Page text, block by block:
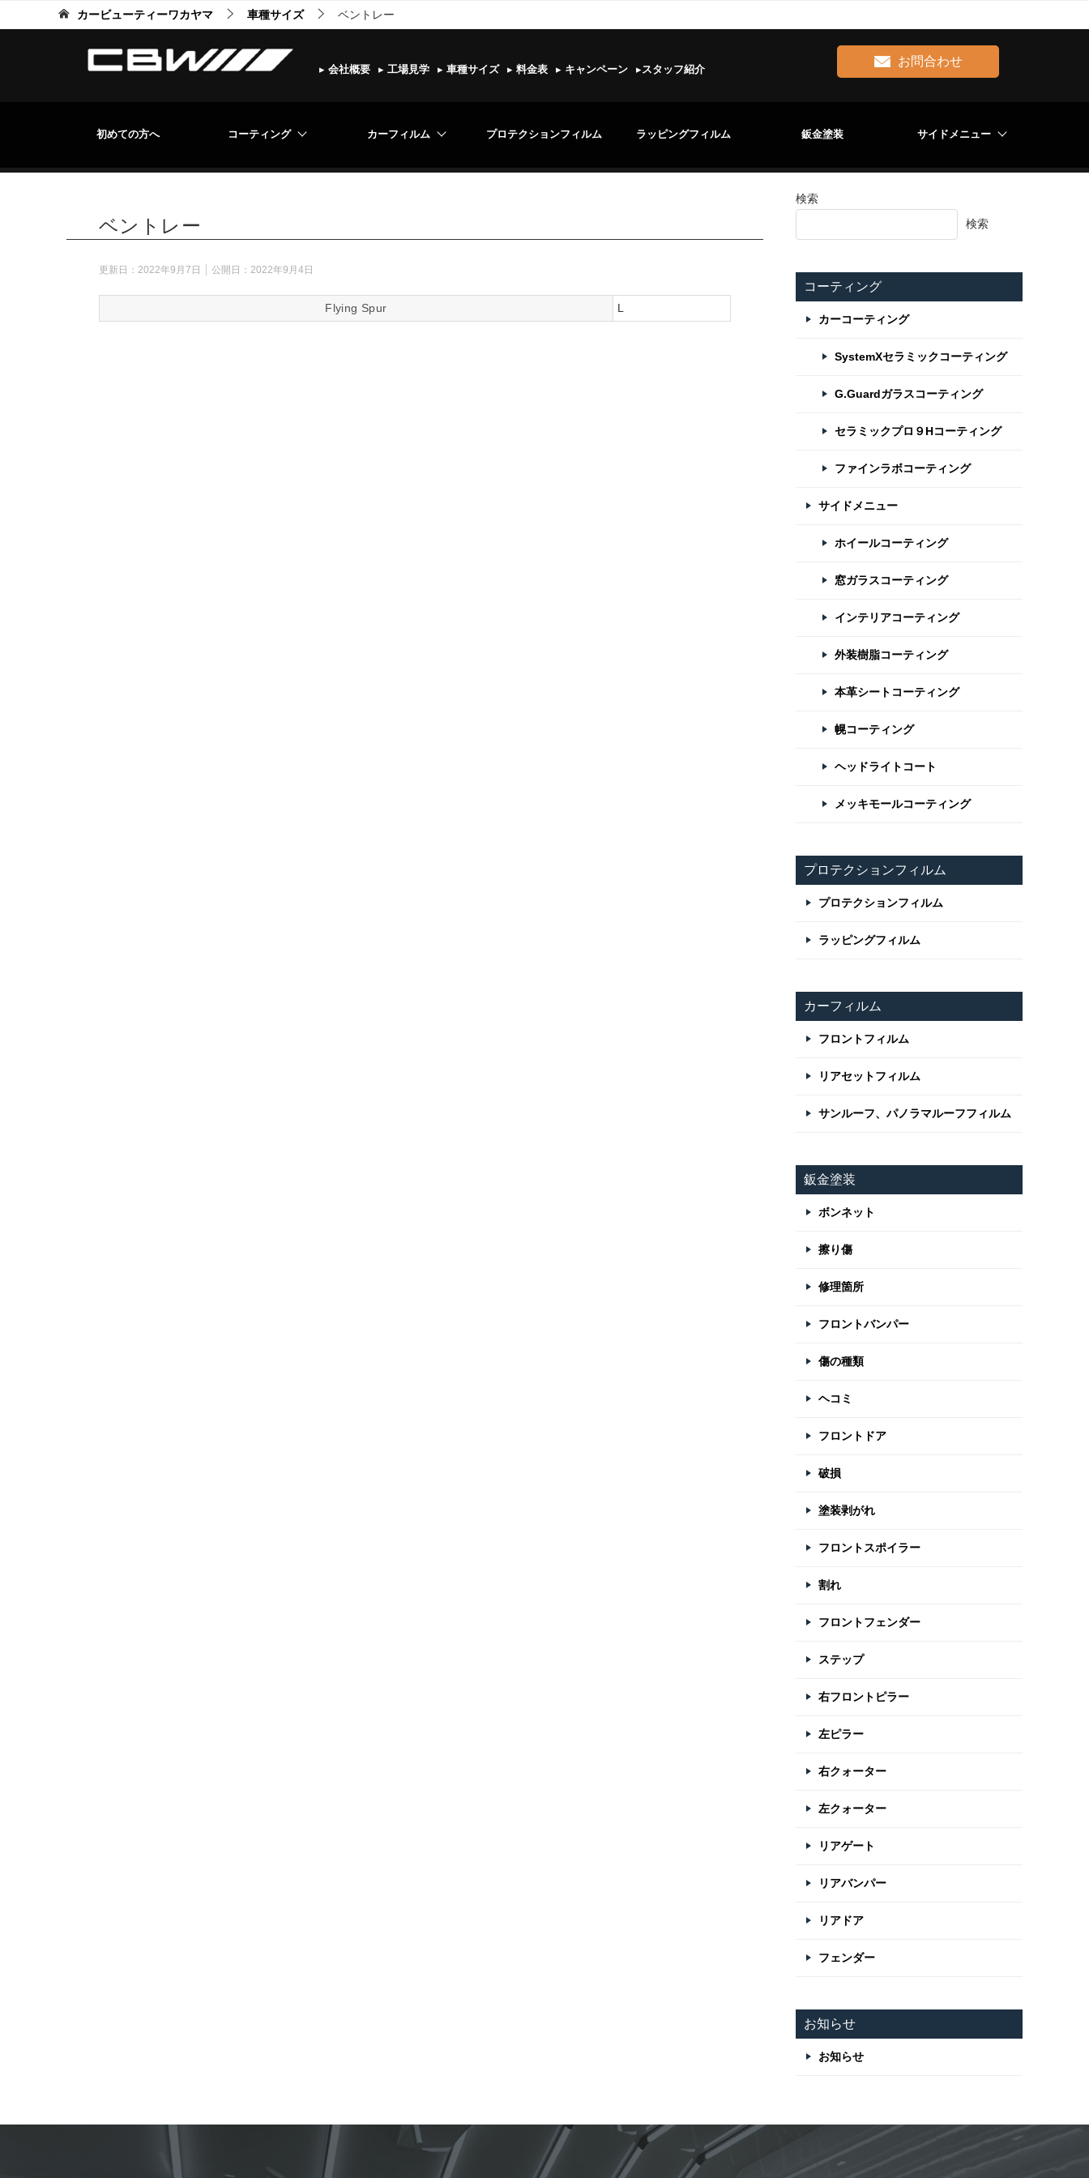
カービューティーワカヤマ 車種サイズ ベントレー
▸ 会社概要 ▸ 工場見学 ▸ 車種サイズ ▸ 料金表 ▸ キャンペーン ▸スタッフ紹介
お問合わせ
初めての方へ コーティング カーフィルム プロテクションフィルム ラッピングフィルム 鈑金塗装 サイドメニュー
ベントレー
更新日： 2022年9月7日 公開日： 2022年9月4日
Flying Spur L
検索
検索
コーティング
カーコーティング
SystemXセラミックコーティング
G.Guardガラスコーティング
セラミックプロ９Hコーティング
ファインラボコーティング
サイドメニュー
ホイールコーティング
窓ガラスコーティング
インテリアコーティング
外装樹脂コーティング
本革シートコーティング
幌コーティング
ヘッドライトコート
メッキモールコーティング
プロテクションフィルム
プロテクションフィルム
ラッピングフィルム
カーフィルム
フロントフィルム
リアセットフィルム
サンルーフ、パノラマルーフフィルム
鈑金塗装
ボンネット
擦り傷
修理箇所
フロントバンパー
傷の種類
ヘコミ
フロントドア
破損
塗装剥がれ
フロントスポイラー
割れ
フロントフェンダー
ステップ
右フロントピラー
左ピラー
右クォーター
左クォーター
リアゲート
リアバンパー
リアドア
フェンダー
お知らせ
お知らせ